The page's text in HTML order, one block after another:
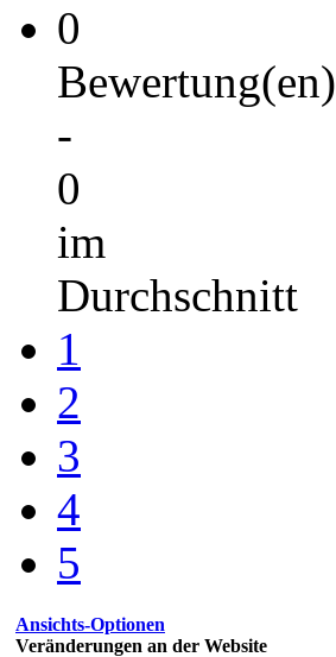
0
Bewertung(en)
-
0
im
Durchschnitt
1
2
3
4
5
Ansichts-Optionen
Veränderungen an der Website